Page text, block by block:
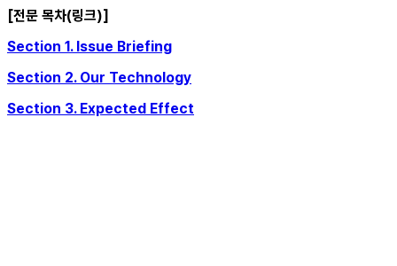
[전문 목차(링크)]
Section 1. Issue Briefing
Section 2. Our Technology
Section 3. Expected Effect